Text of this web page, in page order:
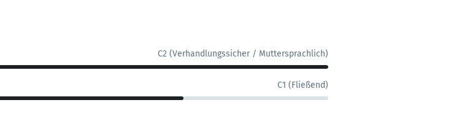
C2 (Verhandlungssicher / Muttersprachlich)
C1 (Fließend)